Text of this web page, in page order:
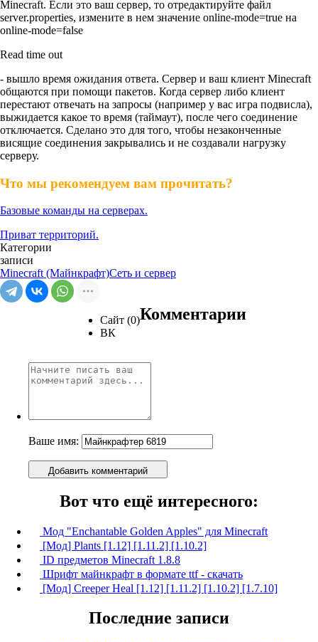
Minecraft. Если это ваш сервер, то отредактируйте файл
server.properties, измените в нем значение online-mode=true на
online-mode=false
Read time out
- вышло время ожидания ответа. Сервер и ваш клиент Minecraft
общаются при помощи пакетов. Когда сервер либо клиент
перестают отвечать на запросы (например у вас игра подвисла),
выжидается какое то время (таймаут), после чего соединение
отключается. Сделано это для того, чтобы незаконченные
висящие соединения закрывались и не создавали нагрузку
серверу.
Что мы рекомендуем вам прочитать?
Базовые команды на серверах.
Приват территорий.
Категории
записи
Minecraft (Майнкрафт)Сеть и сервер
Сайт (0)
ВК
Комментарии
Ваше имя:
Добавить комментарий
Вот что ещё интересного:
Мод "Enchantable Golden Apples" для Minecraft
[Мод] Plants [1.12] [1.11.2] [1.10.2]
ID предметов Minecraft 1.8.8
Шрифт майнкрафт в формате ttf - скачать
[Мод] Creeper Heal [1.12] [1.11.2] [1.10.2] [1.7.10]
Последние записи